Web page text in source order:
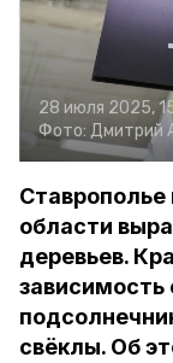
28 июля 2025,
Фото: Дмитрий
Ставрополье
области
деревьев.
свёклы. Об